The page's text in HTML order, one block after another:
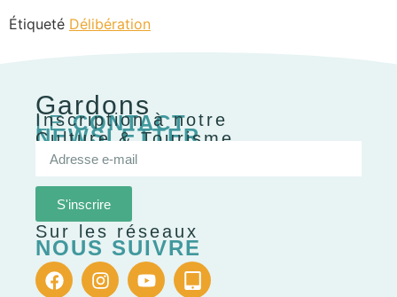
Étiqueté Délibération
Gardons
LECONTACT
Inscription à notre
NEWSLETTER
Culture & Tourisme
S'inscrire
Sur les réseaux
NOUS SUIVRE